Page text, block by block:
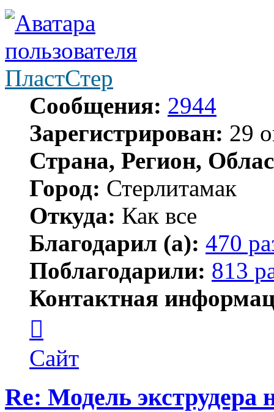
ПластСтер
Сообщения: 2944
Зарегистрирован: 29
Страна, Регион,
Город: Стерлитамак
Откуда: Как все
Благодарил (а): 470
Поблагодарили: 813
Контактная
пользователя
ПластСтер
Сайт
Re: Модель экструдера